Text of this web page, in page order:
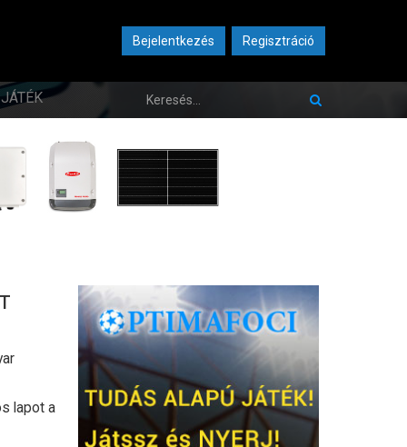
Regisztráció
Bejelentkezés
JÁTÉK
lapot a